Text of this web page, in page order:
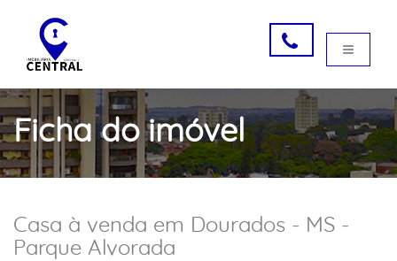
Ficha do imóvel
Casa à venda em Dourados - MS -
Parque Alvorada